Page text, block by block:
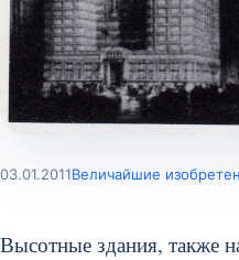
03.01.2011Величайшие
Высотные здания, также